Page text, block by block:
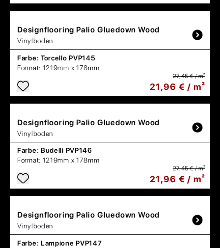
Designflooring Palio Gluedown Wood
Vinylboden
Farbe: Torcello PVP145
Format: 1219mm x 178mm
27,45 € / m²
21,96 € / m²
Designflooring Palio Gluedown Wood
Vinylboden
Farbe: Budelli PVP146
Format: 1219mm x 178mm
27,45 € / m²
21,96 € / m²
Designflooring Palio Gluedown Wood
Vinylboden
Farbe: Lampione PVP147